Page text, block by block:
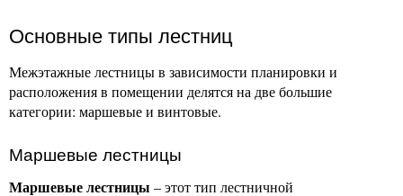
Основные типы лестниц
Межэтажные лестницы в зависимости планировки и
расположения в помещении делятся на две большие
категории: маршевые и винтовые.
Маршевые лестницы
Маршевые лестницы – этот тип лестничной